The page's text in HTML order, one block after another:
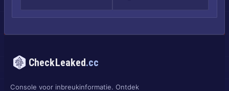
CheckLeaked.cc
Console voor inbreukinformatie. Ontdek